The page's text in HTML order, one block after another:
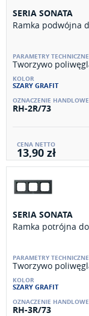
SERIA SONATA
Ramka podwójna
Tworzywo
SZARY GRAFIT
RH-2R/73
13,90 zł
SERIA SONATA
Ramka potrójna
Tworzywo
SZARY GRAFIT
RH-3R/73